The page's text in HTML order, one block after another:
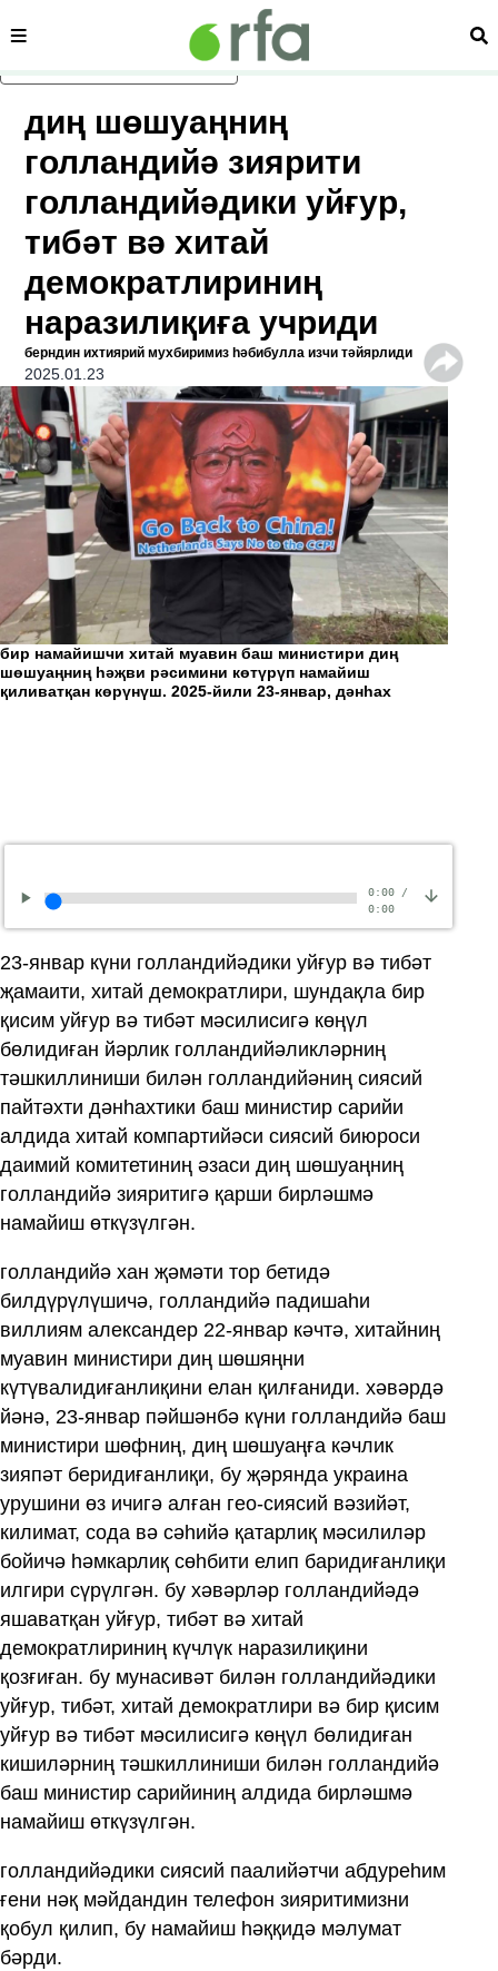
асаслиқ мәзмунға атлаң
сәһипә
диң шөшуаңниң
голландийә зиярити
голландийәдики уйғур,
тибәт вә хитай
демократлириниң
наразилиқиға учриди
берндин ихтиярий мухбиримиз һәбибулла изчи тәйярлиди
2025.01.23
бир намайишчи хитай муавин баш министири диң
шөшуаңниң һәҗви рәсимини көтүрүп намайиш
қиливатқан көрүнүш. 2025-йили 23-январ, дәнһах
0:00/
0:00
23-январ күни голландийәдики уйғур вә тибәт
җамаити, хитай демократлири, шундақла бир
қисим уйғур вә тибәт мәсилисигә көңүл
бөлидиған йәрлик голландийәликләрниң
тәшкиллиниши билән голландийәниң сиясий
пайтәхти дәнһахтики баш министир сарийи
алдида хитай компартийәси сиясий биюроси
даимий комитетиниң әзаси диң шөшуаңниң
голландийә зияритигә қарши бирләшмә
намайиш өткүзүлгән.
голландийә хан җәмәти тор бетидә
билдүрүлүшичә, голландийә падишаһи
виллиям александер 22-январ кәчтә, хитайниң
муавин министири диң шөшяңни
күтүвалидиғанлиқини елан қилғаниди. хәвәрдә
йәнә, 23-январ пәйшәнбә күни голландийә баш
министири шөфниң, диң шөшуаңға кәчлик
зияпәт беридиғанлиқи, бу җәрянда украина
урушини өз ичигә алған гео-сиясий вәзийәт,
килимат, сода вә сәһийә қатарлиқ мәсилиләр
бойичә һәмкарлиқ сөһбити елип баридиғанлиқи
илгири сүрүлгән. бу хәвәрләр голландийәдә
яшаватқан уйғур, тибәт вә хитай
демократлириниң күчлүк наразилиқини
қозғиған. бу мунасивәт билән голландийәдики
уйғур, тибәт, хитай демократлири вә бир қисим
уйғур вә тибәт мәсилисигә көңүл бөлидиған
кишиләрниң тәшкиллиниши билән голландийә
баш министир сарийиниң алдида бирләшмә
намайиш өткүзүлгән.
голландийәдики сиясий паалийәтчи абдуреһим
ғени нәқ мәйдандин телефон зияритимизни
қобул қилип, бу намайиш һәққидә мәлумат
бәрди.